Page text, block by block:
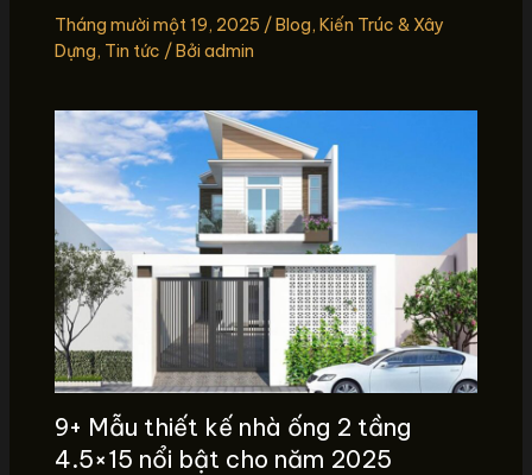
Tháng mười một 19, 2025 /Blog, Kiến Trúc & Xây
Dựng, Tin tức / Bởi admin
9+ Mẫu thiết kế nhà ống 2 tầng
4.5×15 nổi bật cho năm 2025